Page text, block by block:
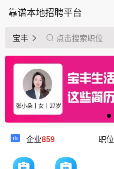
靠谱本地招聘平台
宝丰 点击搜索职位
企业859 职位